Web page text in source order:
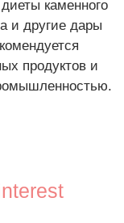
каменного
и другие дары
продуктов и